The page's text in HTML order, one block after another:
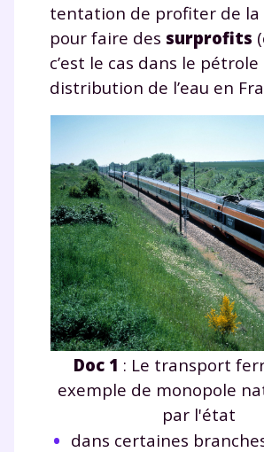
tentation de profiter de
pour faire des surprofits
c’est le cas dans le pétrole
distribution de l’eau en
Doc 1 : Le transport
exemple de monopole
par l'état
dans certaines